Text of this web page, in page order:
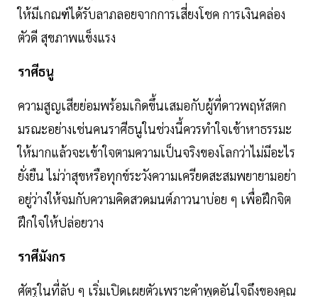
ให้มีเกณฑ์ได้รับลาภลอยจากการเสี่ยงโชค การเงินคล่อง
ตัวดี สุขภาพแข็งแรง
ราศีธนู
ความสูญเสียย่อมพร้อมเกิดขึ้นเสมอกับผู้ที่ดาวพฤหัสตก
มรณะอย่างเช่นคนราศีธนูในช่วงนี้ควรทำใจเข้าหาธรรมะ
ให้มากแล้วจะเข้าใจตามความเป็นจริงของโลกว่าไม่มีอะไร
ยั่งยืน ไม่ว่าสุขหรือทุกข์ระวังความเครียดสะสมพยายามอย่า
อยู่ว่างให้จมกับความคิดสวดมนต์ภาวนาบ่อย ๆ เพื่อฝึกจิต
ฝึกใจให้ปล่อยวาง
ราศีมังกร
ศัตรูในที่ลับ ๆ เริ่มเปิดเผยตัวเพราะคำพูดอันใจถึงของคุณ